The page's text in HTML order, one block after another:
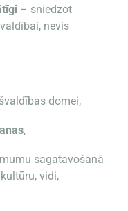
– sniedzot
nevis
domei,
,
sagatavošanā
vidi,